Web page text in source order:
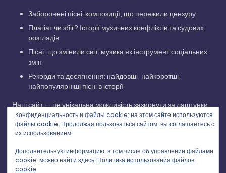
Заборонені пісні: композиції, що пережили цензуру
Плагіат чи збіг? Історії музичних конфліктів та судових
розглядів
Пісні, що змінили світ: музика як інструмент соціальних
змін
Рекорди та досягнення: найдовші, найкоротші,
найпопулярніші пісні в історії
Наш сайт — це унікальна можливість зазирнути за лаштунки
музичної індустрії, дізнатися про творчий шлях улюблених
виконавців та відкрити для себе нові грані улюблених
Конфиденциальность и файлы cookie: на этом сайте используются
файлы cookie. Продолжая пользоваться сайтом, вы соглашаетесь с
их использованием.
Дополнительную информацию, в том числе об управлении файлами
cookie, можно найти здесь: Политика использования файлов
cookie